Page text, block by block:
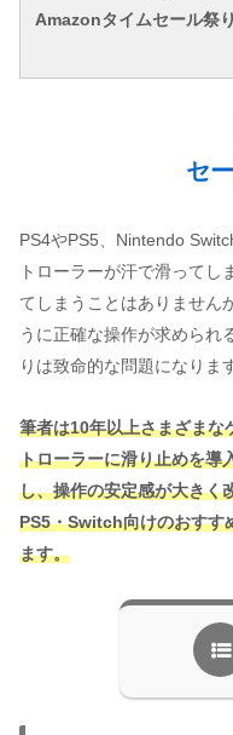
Amazonタイムセール祭
セ
PS4やPS5、Nintendo
トローラーが汗で滑って
てしまうことはありません
うに正確な操作が求められ
りは致命的な問題になりま
筆者は10年以上さまざまな
トローラーに滑り止めを導
し、操作の安定感が大きく
PS5・Switch向けのおすす
ます。